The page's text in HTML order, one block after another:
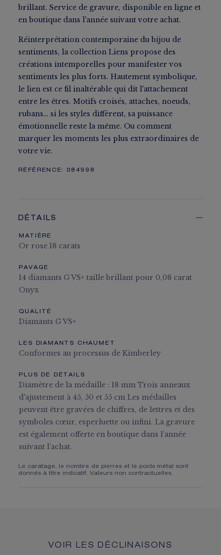
brillant. Service de gravure, disponible en ligne et
en boutique dans l'année suivant votre achat.
Réinterprétation contemporaine du bijou de
sentiments, la collection Liens propose des
créations intemporelles pour manifester vos
sentiments les plus forts. Hautement symbolique,
le lien est ce fil inaltérable qui dit l'attachement
entre les êtres. Motifs croisés, attaches, noeuds,
rubans… si les styles diffèrent, sa puissance
émotionnelle reste la même. Ou comment
marquer les moments les plus extraordinaires de
votre vie.
RÉFÉRENCE: 084998
DÉTAILS
MATIÈRE
Or rose 18 carats
PAVAGE
14 diamants G VS+ taille brillant pour 0,08 carat
Onyx
QUALITÉ
Diamants G VS+
LES DIAMANTS CHAUMET
Conformes au processus de Kimberley
PLUS DE DÉTAILS
Diamètre de la médaille : 18 mm Trois anneaux
d'ajustement à 45, 50 et 55 cm Les médailles
peuvent être gravées de chiffres, de lettres et des
symboles cœur, esperluette ou infini. La gravure
est également offerte en boutique dans l’année
suivant l’achat.
Le caratage, le nombre de pierres et le poids métal sont
donnés à titre indicatif. Valeurs non contractuelles.
VOIR LES DÉCLINAISONS